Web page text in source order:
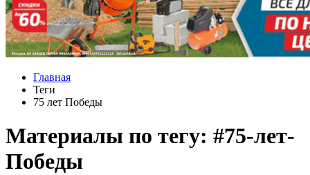
Главная
Теги
75 лет Победы
Материалы по тегу: #75-лет-
Победы